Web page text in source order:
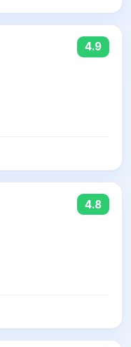
4.9
4.8